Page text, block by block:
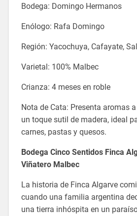
Bodega: Domingo Hermanos
Enólogo: Rafa Domingo
Región: Yacochuya, Cafayate,
Varietal: 100% Malbec
Crianza: 4 meses en roble
Nota de Cata: Presenta aromas
un toque sutil de madera, ideal
carnes, pastas y quesos.
Bodega Cinco Sentidos Finca
Viñatero Malbec
La historia de Finca Algarve
cuando una familia argentina
una tierra inhóspita en un